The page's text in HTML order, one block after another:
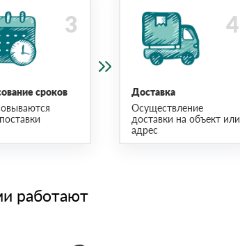
сроков
Доставка
Осуществление
доставки на объект или
адрес
работают